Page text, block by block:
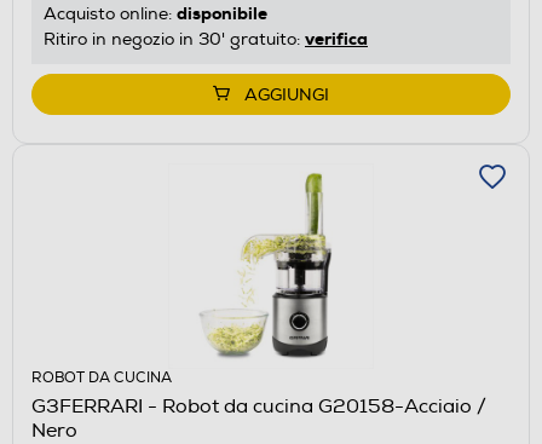
Acquisto online: disponibile
Ritiro in negozio in 30' gratuito: verifica
AGGIUNGI
ROBOT DA CUCINA
G3FERRARI - Robot da cucina G20158-Acciaio /
Nero